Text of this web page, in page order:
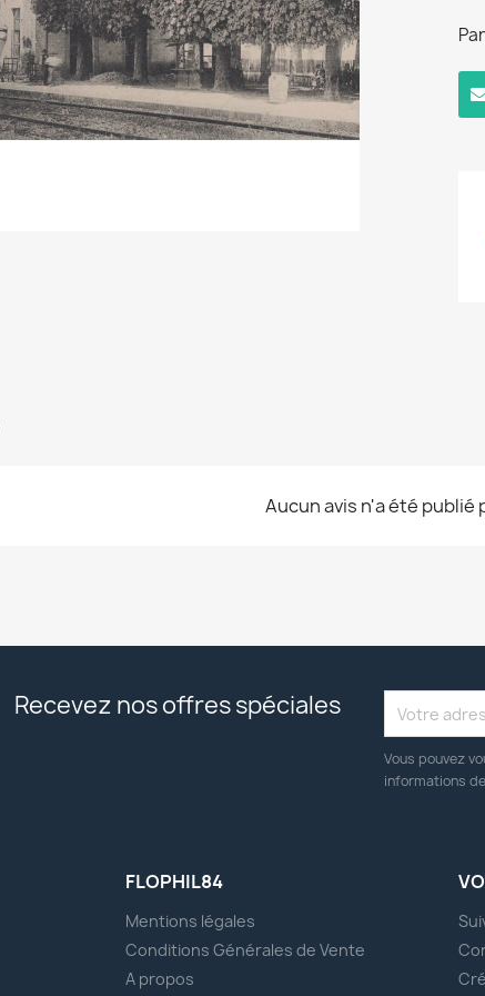
Aucun avis n'a été publié
Recevez nos offres spéciales
Vous pouvez
informations
FLOPHIL84
Mentions légales
Conditions Générales de Vente
A propos